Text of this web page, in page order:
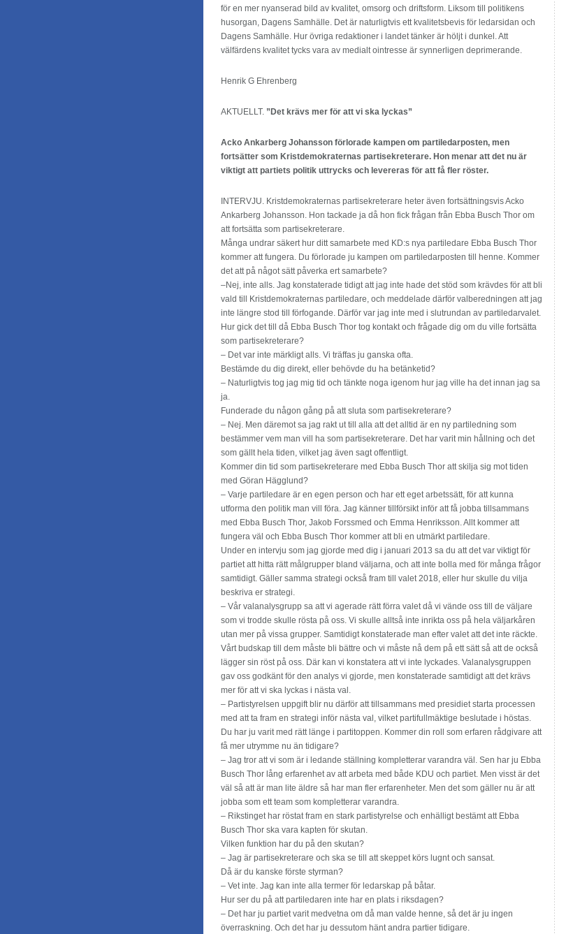
för en mer nyanserad bild av kvalitet, omsorg och driftsform. Liksom till politikens
husorgan, Dagens Samhälle. Det är naturligtvis ett kvalitetsbevis för ledarsidan och
Dagens Samhälle. Hur övriga redaktioner i landet tänker är höljt i dunkel. Att
välfärdens kvalitet tycks vara av medialt ointresse är synnerligen deprimerande.
Henrik G Ehrenberg
AKTUELLT. ”Det krävs mer för att vi ska lyckas”
Acko Ankarberg Johansson förlorade kampen om partiledarposten, men
fortsätter som Kristdemokraternas partisekreterare. Hon menar att det nu är
viktigt att partiets politik uttrycks och levereras för att få fler röster.
INTERVJU. Kristdemokraternas partisekreterare heter även fortsättningsvis Acko
Ankarberg Johansson. Hon tackade ja då hon fick frågan från Ebba Busch Thor om
att fortsätta som partisekreterare.
Många undrar säkert hur ditt samarbete med KD:s nya parti­ledare Ebba Busch Thor
kommer att fungera. Du förlorade ju kampen om partiledarposten till henne. Kommer
det att på något sätt påverka ert samarbete?
–Nej, inte alls. Jag konstaterade tidigt att jag inte hade det stöd som krävdes för att bli
vald till Kristdemokraternas partiledare, och meddelade därför valberedningen att jag
inte längre stod till förfogande. Därför var jag inte med i slutrundan av parti­ledarvalet.
Hur gick det till då Ebba Busch Thor tog kontakt och frågade dig om du ville fortsätta
som partisekreterare?
– Det var inte märkligt alls. Vi träffas ju ganska ofta.
Bestämde du dig direkt, eller behövde du ha betänketid?
– Naturligtvis tog jag mig tid och tänkte noga igenom hur jag ville ha det innan jag sa
ja.
Funderade du någon gång på att sluta som partisekreterare?
– Nej. Men däremot sa jag rakt ut till alla att det alltid är en ny partiledning som
bestämmer vem man vill ha som partisekreterare. Det har varit min hållning och det
som gällt hela tiden, vilket jag även sagt offentligt.
Kommer din tid som partisekreterare med Ebba Busch Thor att skilja sig mot tiden
med Göran Hägglund?
– Varje partiledare är en egen person och har ett eget arbetssätt, för att kunna
utforma den politik man vill föra. Jag känner tillförsikt inför att få jobba tillsammans
med Ebba Busch Thor, Jakob Forssmed och Emma Henriksson. Allt kommer att
fungera väl och Ebba Busch Thor kommer att bli en utmärkt partiledare.
Under en intervju som jag gjorde med dig i januari 2013 sa du att det var viktigt för
partiet att hitta rätt målgrupper bland väljarna, och att inte bolla med för många frågor
samtidigt. Gäller samma strategi också fram till valet 2018, eller hur skulle du vilja
beskriva er strategi.
– Vår valanalysgrupp sa att vi agerade rätt förra valet då vi vände oss till de väljare
som vi trodde skulle rösta på oss. Vi skulle alltså inte inrikta oss på hela väljarkåren
utan mer på vissa grupper. Samtidigt konstaterade man efter valet att det inte räckte.
Vårt budskap till dem måste bli bättre och vi måste nå dem på ett sätt så att de också
lägger sin röst på oss. Där kan vi konstatera att vi inte lyckades. Val­analysgruppen
gav oss godkänt för den analys vi gjorde, men konstaterade samtidigt att det krävs
mer för att vi ska lyckas i nästa val.
– Partistyrelsen uppgift blir nu därför att tillsammans med presidiet starta processen
med att ta fram en strategi inför nästa val, vilket partifullmäktige beslutade i höstas.
Du har ju varit med rätt länge i partitoppen. Kommer din roll som erfaren rådgivare att
få mer utrymme nu än tidigare?
– Jag tror att vi som är i ledande ställning kompletterar varandra väl. Sen har ju Ebba
Busch Thor lång erfarenhet av att arbeta med både KDU och partiet. Men visst är det
väl så att är man lite äldre så har man fler erfarenheter. Men det som gäller nu är att
jobba som ett team som kompletterar varandra.
– Rikstinget har röstat fram en stark partistyrelse och enhälligt bestämt att Ebba
Busch Thor ska vara kapten för skutan.
Vilken funktion har du på den skutan?
– Jag är partisekreterare och ska se till att skeppet körs lugnt och sansat.
Då är du kanske förste styrman?
– Vet inte. Jag kan inte alla termer för ledarskap på båtar.
Hur ser du på att partiledaren inte har en plats i riksdagen?
– Det har ju partiet varit medvetna om då man valde henne, så det är ju ingen
överraskning. Och det har ju dessutom hänt andra partier tidigare.